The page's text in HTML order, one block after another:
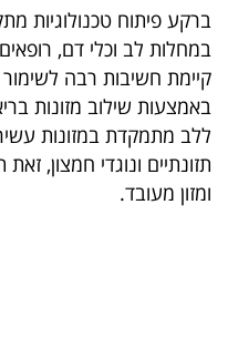
ספורט
קריירה
ולימודים
מינויים
רייטינג
ברקע פיתוח טכנולוגיות
במחלות לב וכלי דם,
קיימת חשיבות רבה
באמצעות שילוב מזונות
ללב מתמקדת במזונות
תזונתיים ונוגדי חמצון,
ומזון מעובד.